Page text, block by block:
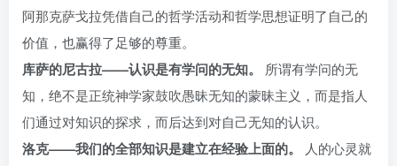
阿那克萨戈拉凭借自己的哲学活动和哲学思想证明了自己的
价值，也赢得了足够的尊重。
库萨的尼古拉——认识是有学问的无知。
所谓有学问的无
知，绝不是正统神学家鼓吹愚昧无知的蒙昧主义，而是指人
们通过对知识的探求，而后达到对自己无知的认识。
洛克——我们的全部知识是建立在经验上面的。
人的心灵就